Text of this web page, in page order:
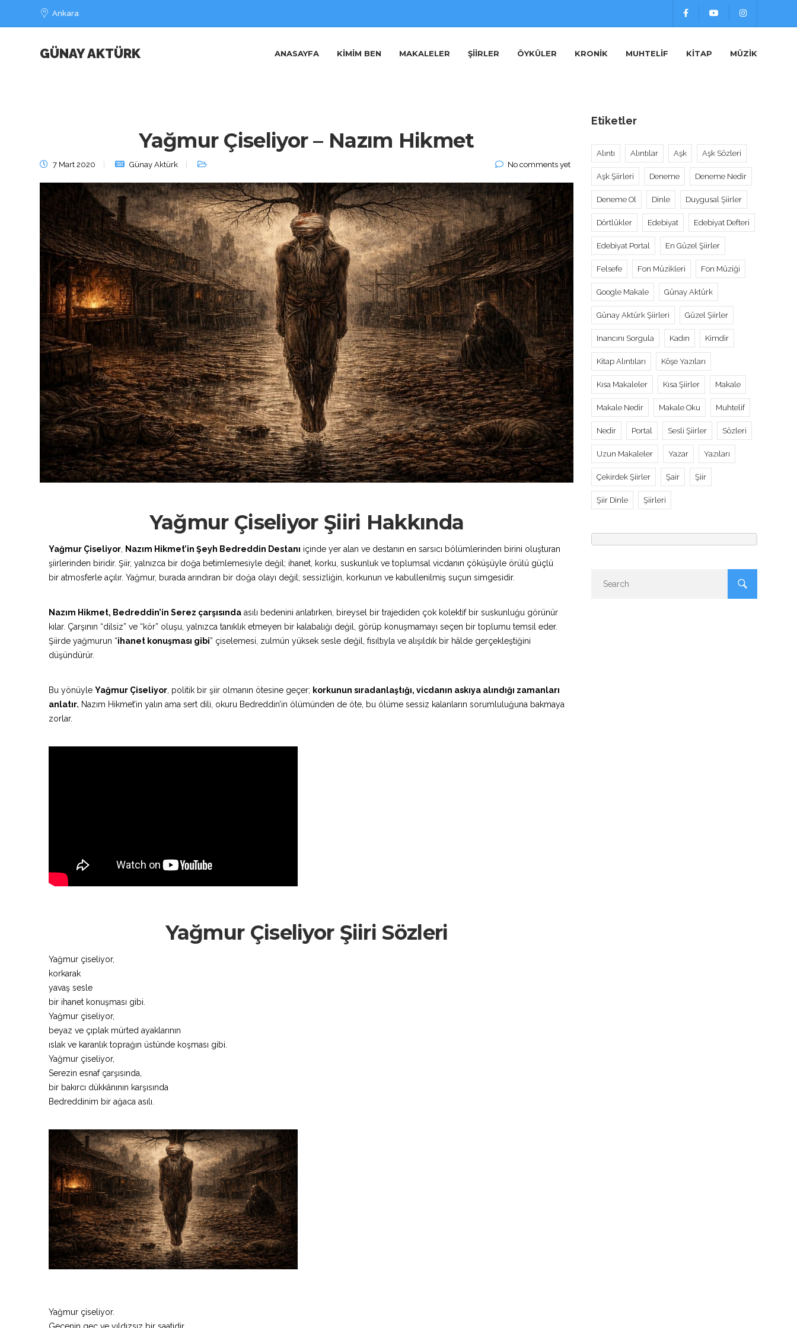
Ankara
GÜNAY AKTÜRK ANASAYFA KIMIM BEN MAKALELER ŞIIRLER ÖYKÜLER KRONIK MUHTELIF KITAP MÜZIK
Yağmur Çiseliyor – Nazım Hikmet
7 Mart 2020 Günay Aktürk No comments yet
Yağmur Çiseliyor Şiiri Hakkında
Yağmur Çiseliyor, Nazım Hikmet’in Şeyh Bedreddin Destanı içinde yer alan ve destanın en sarsıcı bölümlerinden birini oluşturan
şiirlerinden biridir. Şiir, yalnızca bir doğa betimlemesiyle değil; ihanet, korku, suskunluk ve toplumsal vicdanın çöküşüyle örülü güçlü
bir atmosferle açılır. Yağmur, burada arındıran bir doğa olayı değil; sessizliğin, korkunun ve kabullenilmiş suçun simgesidir.
Nazım Hikmet, Bedreddin’in Serez çarşısında asılı bedenini anlatırken, bireysel bir trajediden çok kolektif bir suskunluğu görünür
kılar. Çarşının “dilsiz” ve “kör” oluşu, yalnızca tanıklık etmeyen bir kalabalığı değil, görüp konuşmamayı seçen bir toplumu temsil eder.
Şiirde yağmurun “ihanet konuşması gibi” çiselemesi, zulmün yüksek sesle değil, fısıltıyla ve alışıldık bir hâlde gerçekleştiğini
düşündürür.
Bu yönüyle Yağmur Çiseliyor, politik bir şiir olmanın ötesine geçer; korkunun sıradanlaştığı, vicdanın askıya alındığı zamanları
anlatır. Nazım Hikmet’in yalın ama sert dili, okuru Bedreddin’in ölümünden de öte, bu ölüme sessiz kalanların sorumluluğuna bakmaya
zorlar.
Yağmur Çiseliyor Şiiri Sözleri
Yağmur çiseliyor,
korkarak
yavaş sesle
bir ihanet konuşması gibi.
Yağmur çiseliyor,
beyaz ve çıplak mürted ayaklarının
ıslak ve karanlık toprağın üstünde koşması gibi.
Yağmur çiseliyor,
Serezin esnaf çarşısında,
bir bakırcı dükkânının karşısında
Bedreddinim bir ağaca asılı.
Yağmur çiseliyor.
Gecenin geç ve yıldızsız bir saatidir.
Etiketler
Alıntı Alıntılar Aşk Aşk Sözleri
Aşk Şiirleri Deneme Deneme Nedir
Deneme Ol Dinle Duygusal Şiirler
Dörtlükler Edebiyat Edebiyat Defteri
Edebiyat Portal En Güzel Şiirler
Felsefe Fon Müzikleri Fon Müziği
Google Makale Günay Aktürk
Günay Aktürk Şiirleri Güzel Şiirler
Inancını Sorgula Kadın Kimdir
Kitap Alıntıları Köşe Yazıları
Kısa Makaleler Kısa Şiirler Makale
Makale Nedir Makale Oku Muhtelif
Nedir Portal Sesli Şiirler Sözleri
Uzun Makaleler Yazar Yazıları
Çekirdek Şiirler Şair Şiir
Şiir Dinle Şiirleri